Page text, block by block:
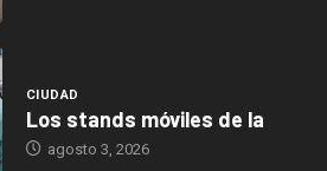
CIUDAD
Los stands móviles de la
agosto 3, 2026